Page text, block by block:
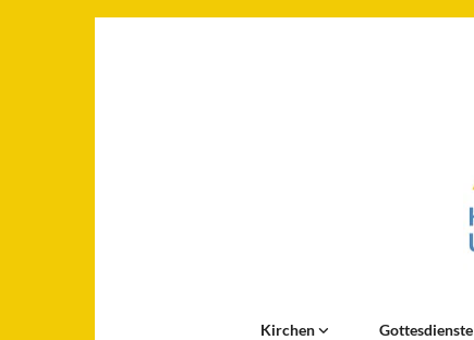
Kirchen Gottesdienste